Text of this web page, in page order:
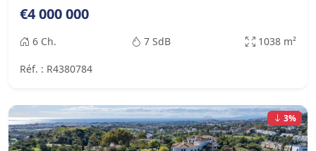
€4 000 000
6 Ch. 7 SdB 1038 m²
Réf. : R4380784
3%